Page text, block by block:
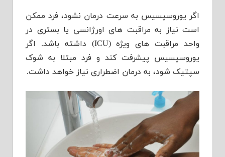
اگر یوروسپسیس به سرعت درمان نشود، فرد ممکن
است نیاز به مراقبت های اورژانسی یا بستری در
واحد مراقبت های ویژه (ICU) داشته باشد. اگر
یوروسپسیس پیشرفت کند و فرد مبتلا به شوک
سپتیک شود، به درمان اضطراری نیاز خواهد داشت.